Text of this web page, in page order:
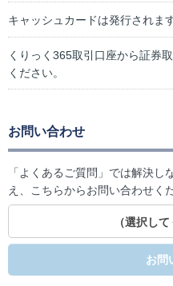
キャッシュカードは発行されま
くりっく365取引口座から証券
ください。
お問い合わせ
「よくあるご質問」では解決し
え、こちらからお問い合わせく
（選択して
お問